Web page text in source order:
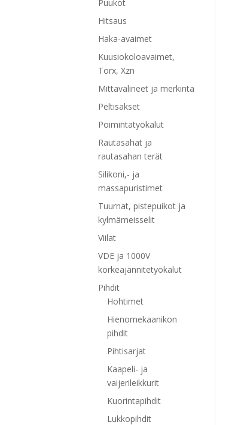
Puukot
Hitsaus
Haka-avaimet
Kuusiokoloavaimet,
Torx, Xzn
Mittavälineet ja merkintä
Peltisakset
Poimintatyökalut
Rautasahat ja
rautasahan terät
Silikoni,- ja
massapuristimet
Tuurnat, pistepuikot ja
kylmämeisselit
Viilat
VDE ja 1000V
korkeajännitetyökalut
Pihdit
Hohtimet
Hienomekaanikon
pihdit
Pihtisarjat
Kaapeli- ja
vaijerileikkurit
Kuorintapihdit
Lukkopihdit